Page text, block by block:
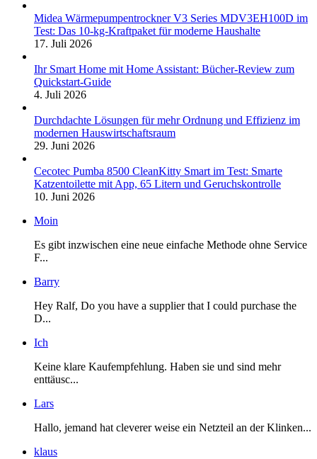
Midea Wärmepumpentrockner V3 Series MDV3EH100D im
Test: Das 10-kg-Kraftpaket für moderne Haushalte
17. Juli 2026
Ihr Smart Home mit Home Assistant: Bücher-Review zum
Quickstart-Guide
4. Juli 2026
Durchdachte Lösungen für mehr Ordnung und Effizienz im
modernen Hauswirtschaftsraum
29. Juni 2026
Cecotec Pumba 8500 CleanKitty Smart im Test: Smarte
Katzentoilette mit App, 65 Litern und Geruchskontrolle
10. Juni 2026
Moin
Es gibt inzwischen eine neue einfache Methode ohne Service
F...
Barry
Hey Ralf, Do you have a supplier that I could purchase the
D...
Ich
Keine klare Kaufempfehlung. Haben sie und sind mehr
enttäusc...
Lars
Hallo, jemand hat cleverer weise ein Netzteil an der Klinken...
klaus